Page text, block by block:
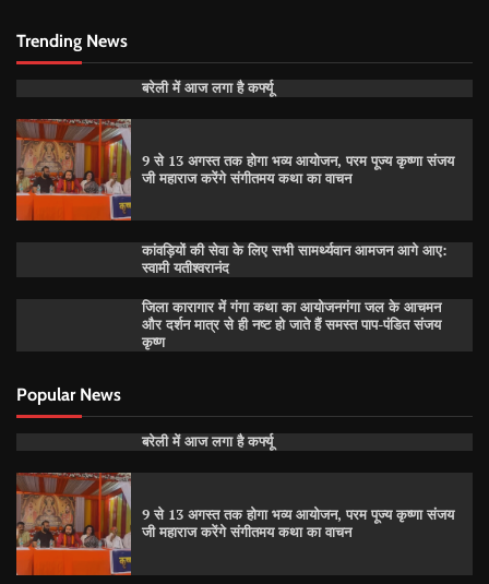
Trending News
बरेली में आज लगा है कर्फ्यू
9 से 13 अगस्त तक होगा भव्य आयोजन, परम पूज्य कृष्णा संजय
जी महाराज करेंगे संगीतमय कथा का वाचन
कांवड़ियों की सेवा के लिए सभी सामर्थ्यवान आमजन आगे आए:
स्वामी यतीश्वरानंद
जिला कारागार में गंगा कथा का आयोजनगंगा जल के आचमन
और दर्शन मात्र से ही नष्ट हो जाते हैं समस्त पाप-पंडित संजय
कृष्ण
Popular News
बरेली में आज लगा है कर्फ्यू
9 से 13 अगस्त तक होगा भव्य आयोजन, परम पूज्य कृष्णा संजय
जी महाराज करेंगे संगीतमय कथा का वाचन